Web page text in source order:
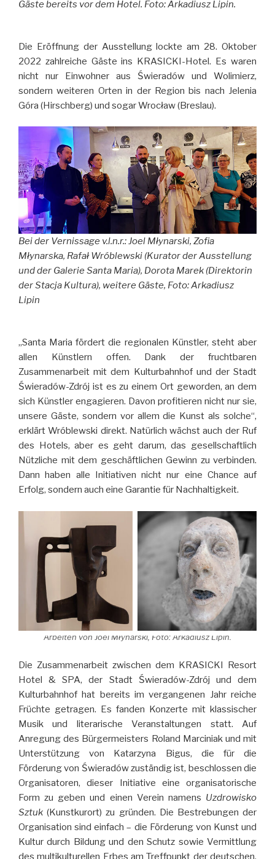
Gäste bereits vor dem Hotel. Foto: Arkadiusz Lipin.
Die Eröffnung der Ausstellung lockte am 28. Oktober
2022 zahlreiche Gäste ins KRASICKI-Hotel. Es waren
nicht nur Einwohner aus Świeradów und Wolimierz,
sondern weiteren Orten in der Region bis nach Jelenia
Góra (Hirschberg) und sogar Wrocław (Breslau).
Bei der Vernissage v.l.n.r.: Joel Młynarski, Zofia
Młynarska, Rafał Wróblewski (Kurator der Ausstellung
und der Galerie Santa Maria), Dorota Marek (Direktorin
der Stacja Kultura), weitere Gäste, Foto: Arkadiusz
Lipin
„Santa Maria fördert die regionalen Künstler, steht aber
allen Künstlern offen. Dank der fruchtbaren
Zusammenarbeit mit dem Kulturbahnhof und der Stadt
Świeradów-Zdrój ist es zu einem Ort geworden, an dem
sich Künstler engagieren. Davon profitieren nicht nur sie,
unsere Gäste, sondern vor allem die Kunst als solche“,
erklärt Wróblewski direkt. Natürlich wächst auch der Ruf
des Hotels, aber es geht darum, das gesellschaftlich
Nützliche mit dem geschäftlichen Gewinn zu verbinden.
Dann haben alle Initiativen nicht nur eine Chance auf
Erfolg, sondern auch eine Garantie für Nachhaltigkeit.
Arbeiten von Joel Młynarski, Foto: Arkadiusz Lipin.
Die Zusammenarbeit zwischen dem KRASICKI Resort
Hotel & SPA, der Stadt Świeradów-Zdrój und dem
Kulturbahnhof hat bereits im vergangenen Jahr reiche
Früchte getragen. Es fanden Konzerte mit klassischer
Musik und literarische Veranstaltungen statt. Auf
Anregung des Bürgermeisters Roland Marciniak und mit
Unterstützung von Katarzyna Bigus, die für die
Förderung von Świeradów zuständig ist, beschlossen die
Organisatoren, dieser Initiative eine organisatorische
Form zu geben und einen Verein namens Uzdrowisko
Sztuk (Kunstkurort) zu gründen. Die Bestrebungen der
Organisation sind einfach – die Förderung von Kunst und
Kultur durch Bildung und den Schutz sowie Vermittlung
des multikulturellen Erbes am Treffpunkt der deutschen,